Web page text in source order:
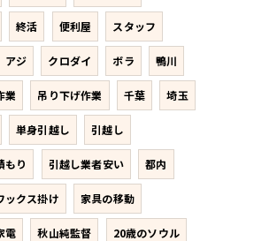
終活 便利屋 スタッフ
アジ クロダイ ボラ 鴨川
業 吊り下げ作業 千葉 埼玉
単身引越し 引越し
もり 引越し業者安い 都内
ックス掛け 家具の移動
電 秋山純監督 20歳のソウル